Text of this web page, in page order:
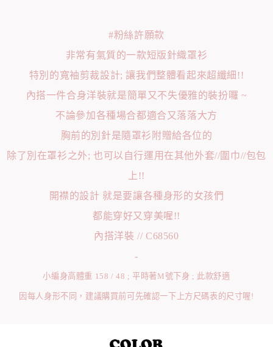
#粉絲許願款
非常有氣質的一款短版針織罩衫
特別的寬袖剪裁設計; 讓我們整體看起來超纖細!!
內搭一件合身洋裝就是簡單又不失優雅的裝扮囉 ~
不論參加各種場合都適合又落落大方
胸前的別針是隨罩衫附贈給各位的
除了別在罩衫之外; 也可以自行運用在其他外套//圍巾//包包
上!!
開襟的設計 就是要讓各種身形的女孩們
都能穿好又穿美喔!!
內搭洋裝 // C68560
-
小編身高體重 158 / 48 ; 平時著M號下身 ; 此款舒適
因每人身形不同，建議購買前可先確認一下上方尺碼表的尺寸喔!